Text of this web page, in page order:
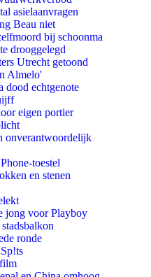
asielaanvragen
Beau niet
bij schoonma
drooggelegd
Utrecht getoond
Almelo'
dood echtgenote
eigen portier
onverantwoordelijk
toestel
en stenen
jong voor Playboy
ronde